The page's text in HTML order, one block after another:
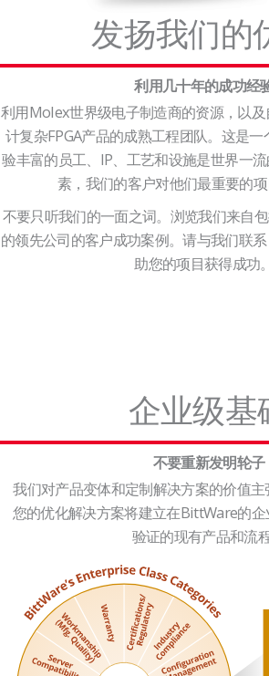
发扬我们的
利用几十年的成功经
利用Molex世界级电子制造商的资源，以
计复杂FPGA产品的成熟工程团队。这是
验丰富的员工、IP、工艺和设施是世界一
素，我们的客户对他们最重要的项
不要只听我们的一面之词。浏览我们来自
的领先公司的客户成功案例。请与我们联
助您的项目获得成功。
企业级基
不要重新发明轮子
我们对产品变体和定制解决方案的价值
您的优化解决方案将建立在BittWare的
验证的现有产品和流程